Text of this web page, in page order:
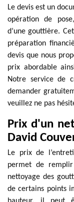
Le devis est un
opération de
d’une gouttière.
préparation
devis que nous
prix abordable
Notre service de
demander
veuillez ne pas
Prix d'un
David
Le prix de
permet de
nettoyage des
de certains points